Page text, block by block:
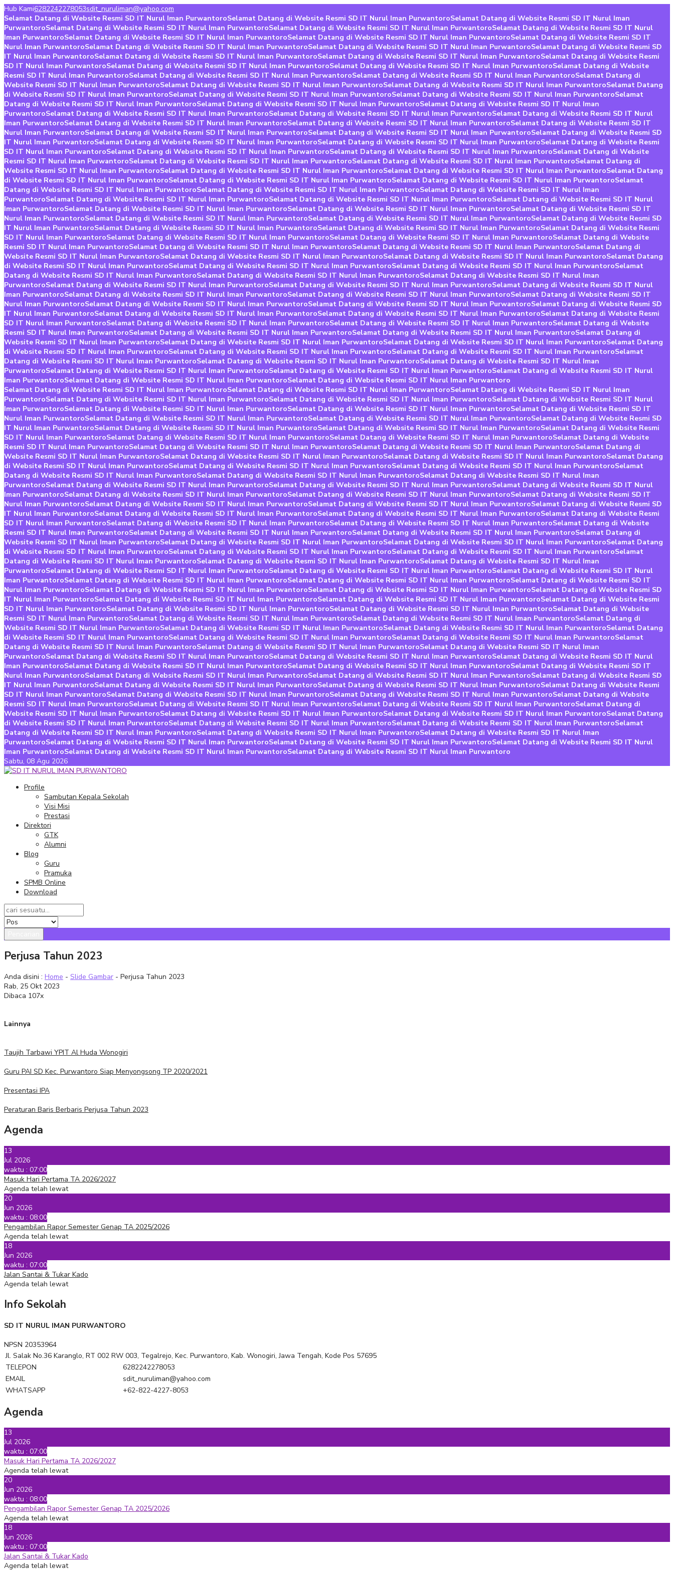
Hub Kami6282242278053sdit_nuruliman@yahoo.com
Selamat Datang di Website Resmi SD IT Nurul Iman PurwantoroSelamat Datang di Website Resmi SD IT Nurul Iman PurwantoroSelamat Datang di Website Resmi SD IT Nurul Iman
PurwantoroSelamat Datang di Website Resmi SD IT Nurul Iman PurwantoroSelamat Datang di Website Resmi SD IT Nurul Iman PurwantoroSelamat Datang di Website Resmi SD IT Nurul
Iman PurwantoroSelamat Datang di Website Resmi SD IT Nurul Iman PurwantoroSelamat Datang di Website Resmi SD IT Nurul Iman PurwantoroSelamat Datang di Website Resmi SD IT
Nurul Iman PurwantoroSelamat Datang di Website Resmi SD IT Nurul Iman PurwantoroSelamat Datang di Website Resmi SD IT Nurul Iman PurwantoroSelamat Datang di Website Resmi SD
IT Nurul Iman PurwantoroSelamat Datang di Website Resmi SD IT Nurul Iman PurwantoroSelamat Datang di Website Resmi SD IT Nurul Iman PurwantoroSelamat Datang di Website Resmi
SD IT Nurul Iman PurwantoroSelamat Datang di Website Resmi SD IT Nurul Iman PurwantoroSelamat Datang di Website Resmi SD IT Nurul Iman PurwantoroSelamat Datang di Website
Resmi SD IT Nurul Iman PurwantoroSelamat Datang di Website Resmi SD IT Nurul Iman PurwantoroSelamat Datang di Website Resmi SD IT Nurul Iman PurwantoroSelamat Datang di
Website Resmi SD IT Nurul Iman PurwantoroSelamat Datang di Website Resmi SD IT Nurul Iman PurwantoroSelamat Datang di Website Resmi SD IT Nurul Iman PurwantoroSelamat Datang
di Website Resmi SD IT Nurul Iman PurwantoroSelamat Datang di Website Resmi SD IT Nurul Iman PurwantoroSelamat Datang di Website Resmi SD IT Nurul Iman PurwantoroSelamat
Datang di Website Resmi SD IT Nurul Iman PurwantoroSelamat Datang di Website Resmi SD IT Nurul Iman PurwantoroSelamat Datang di Website Resmi SD IT Nurul Iman
PurwantoroSelamat Datang di Website Resmi SD IT Nurul Iman PurwantoroSelamat Datang di Website Resmi SD IT Nurul Iman PurwantoroSelamat Datang di Website Resmi SD IT Nurul
Iman PurwantoroSelamat Datang di Website Resmi SD IT Nurul Iman PurwantoroSelamat Datang di Website Resmi SD IT Nurul Iman PurwantoroSelamat Datang di Website Resmi SD IT
Nurul Iman PurwantoroSelamat Datang di Website Resmi SD IT Nurul Iman PurwantoroSelamat Datang di Website Resmi SD IT Nurul Iman PurwantoroSelamat Datang di Website Resmi SD
IT Nurul Iman PurwantoroSelamat Datang di Website Resmi SD IT Nurul Iman PurwantoroSelamat Datang di Website Resmi SD IT Nurul Iman PurwantoroSelamat Datang di Website Resmi
SD IT Nurul Iman PurwantoroSelamat Datang di Website Resmi SD IT Nurul Iman PurwantoroSelamat Datang di Website Resmi SD IT Nurul Iman PurwantoroSelamat Datang di Website
Resmi SD IT Nurul Iman PurwantoroSelamat Datang di Website Resmi SD IT Nurul Iman PurwantoroSelamat Datang di Website Resmi SD IT Nurul Iman PurwantoroSelamat Datang di
Website Resmi SD IT Nurul Iman PurwantoroSelamat Datang di Website Resmi SD IT Nurul Iman PurwantoroSelamat Datang di Website Resmi SD IT Nurul Iman PurwantoroSelamat Datang
di Website Resmi SD IT Nurul Iman PurwantoroSelamat Datang di Website Resmi SD IT Nurul Iman PurwantoroSelamat Datang di Website Resmi SD IT Nurul Iman PurwantoroSelamat
Datang di Website Resmi SD IT Nurul Iman PurwantoroSelamat Datang di Website Resmi SD IT Nurul Iman PurwantoroSelamat Datang di Website Resmi SD IT Nurul Iman
PurwantoroSelamat Datang di Website Resmi SD IT Nurul Iman PurwantoroSelamat Datang di Website Resmi SD IT Nurul Iman PurwantoroSelamat Datang di Website Resmi SD IT Nurul
Iman PurwantoroSelamat Datang di Website Resmi SD IT Nurul Iman PurwantoroSelamat Datang di Website Resmi SD IT Nurul Iman PurwantoroSelamat Datang di Website Resmi SD IT
Nurul Iman PurwantoroSelamat Datang di Website Resmi SD IT Nurul Iman PurwantoroSelamat Datang di Website Resmi SD IT Nurul Iman PurwantoroSelamat Datang di Website Resmi SD
IT Nurul Iman PurwantoroSelamat Datang di Website Resmi SD IT Nurul Iman PurwantoroSelamat Datang di Website Resmi SD IT Nurul Iman PurwantoroSelamat Datang di Website Resmi
SD IT Nurul Iman PurwantoroSelamat Datang di Website Resmi SD IT Nurul Iman PurwantoroSelamat Datang di Website Resmi SD IT Nurul Iman PurwantoroSelamat Datang di Website
Resmi SD IT Nurul Iman PurwantoroSelamat Datang di Website Resmi SD IT Nurul Iman PurwantoroSelamat Datang di Website Resmi SD IT Nurul Iman PurwantoroSelamat Datang di
Website Resmi SD IT Nurul Iman PurwantoroSelamat Datang di Website Resmi SD IT Nurul Iman PurwantoroSelamat Datang di Website Resmi SD IT Nurul Iman PurwantoroSelamat Datang
di Website Resmi SD IT Nurul Iman PurwantoroSelamat Datang di Website Resmi SD IT Nurul Iman PurwantoroSelamat Datang di Website Resmi SD IT Nurul Iman PurwantoroSelamat
Datang di Website Resmi SD IT Nurul Iman PurwantoroSelamat Datang di Website Resmi SD IT Nurul Iman PurwantoroSelamat Datang di Website Resmi SD IT Nurul Iman
PurwantoroSelamat Datang di Website Resmi SD IT Nurul Iman PurwantoroSelamat Datang di Website Resmi SD IT Nurul Iman PurwantoroSelamat Datang di Website Resmi SD IT Nurul
Iman PurwantoroSelamat Datang di Website Resmi SD IT Nurul Iman PurwantoroSelamat Datang di Website Resmi SD IT Nurul Iman PurwantoroSelamat Datang di Website Resmi SD IT
Nurul Iman PurwantoroSelamat Datang di Website Resmi SD IT Nurul Iman PurwantoroSelamat Datang di Website Resmi SD IT Nurul Iman PurwantoroSelamat Datang di Website Resmi SD
IT Nurul Iman PurwantoroSelamat Datang di Website Resmi SD IT Nurul Iman PurwantoroSelamat Datang di Website Resmi SD IT Nurul Iman PurwantoroSelamat Datang di Website Resmi
SD IT Nurul Iman PurwantoroSelamat Datang di Website Resmi SD IT Nurul Iman PurwantoroSelamat Datang di Website Resmi SD IT Nurul Iman PurwantoroSelamat Datang di Website
Resmi SD IT Nurul Iman PurwantoroSelamat Datang di Website Resmi SD IT Nurul Iman PurwantoroSelamat Datang di Website Resmi SD IT Nurul Iman PurwantoroSelamat Datang di
Website Resmi SD IT Nurul Iman PurwantoroSelamat Datang di Website Resmi SD IT Nurul Iman PurwantoroSelamat Datang di Website Resmi SD IT Nurul Iman PurwantoroSelamat Datang
di Website Resmi SD IT Nurul Iman PurwantoroSelamat Datang di Website Resmi SD IT Nurul Iman PurwantoroSelamat Datang di Website Resmi SD IT Nurul Iman PurwantoroSelamat
Datang di Website Resmi SD IT Nurul Iman PurwantoroSelamat Datang di Website Resmi SD IT Nurul Iman PurwantoroSelamat Datang di Website Resmi SD IT Nurul Iman
PurwantoroSelamat Datang di Website Resmi SD IT Nurul Iman PurwantoroSelamat Datang di Website Resmi SD IT Nurul Iman PurwantoroSelamat Datang di Website Resmi SD IT Nurul
Iman PurwantoroSelamat Datang di Website Resmi SD IT Nurul Iman PurwantoroSelamat Datang di Website Resmi SD IT Nurul Iman Purwantoro
Selamat Datang di Website Resmi SD IT Nurul Iman PurwantoroSelamat Datang di Website Resmi SD IT Nurul Iman PurwantoroSelamat Datang di Website Resmi SD IT Nurul Iman
PurwantoroSelamat Datang di Website Resmi SD IT Nurul Iman PurwantoroSelamat Datang di Website Resmi SD IT Nurul Iman PurwantoroSelamat Datang di Website Resmi SD IT Nurul
Iman PurwantoroSelamat Datang di Website Resmi SD IT Nurul Iman PurwantoroSelamat Datang di Website Resmi SD IT Nurul Iman PurwantoroSelamat Datang di Website Resmi SD IT
Nurul Iman PurwantoroSelamat Datang di Website Resmi SD IT Nurul Iman PurwantoroSelamat Datang di Website Resmi SD IT Nurul Iman PurwantoroSelamat Datang di Website Resmi SD
IT Nurul Iman PurwantoroSelamat Datang di Website Resmi SD IT Nurul Iman PurwantoroSelamat Datang di Website Resmi SD IT Nurul Iman PurwantoroSelamat Datang di Website Resmi
SD IT Nurul Iman PurwantoroSelamat Datang di Website Resmi SD IT Nurul Iman PurwantoroSelamat Datang di Website Resmi SD IT Nurul Iman PurwantoroSelamat Datang di Website
Resmi SD IT Nurul Iman PurwantoroSelamat Datang di Website Resmi SD IT Nurul Iman PurwantoroSelamat Datang di Website Resmi SD IT Nurul Iman PurwantoroSelamat Datang di
Website Resmi SD IT Nurul Iman PurwantoroSelamat Datang di Website Resmi SD IT Nurul Iman PurwantoroSelamat Datang di Website Resmi SD IT Nurul Iman PurwantoroSelamat Datang
di Website Resmi SD IT Nurul Iman PurwantoroSelamat Datang di Website Resmi SD IT Nurul Iman PurwantoroSelamat Datang di Website Resmi SD IT Nurul Iman PurwantoroSelamat
Datang di Website Resmi SD IT Nurul Iman PurwantoroSelamat Datang di Website Resmi SD IT Nurul Iman PurwantoroSelamat Datang di Website Resmi SD IT Nurul Iman
PurwantoroSelamat Datang di Website Resmi SD IT Nurul Iman PurwantoroSelamat Datang di Website Resmi SD IT Nurul Iman PurwantoroSelamat Datang di Website Resmi SD IT Nurul
Iman PurwantoroSelamat Datang di Website Resmi SD IT Nurul Iman PurwantoroSelamat Datang di Website Resmi SD IT Nurul Iman PurwantoroSelamat Datang di Website Resmi SD IT
Nurul Iman PurwantoroSelamat Datang di Website Resmi SD IT Nurul Iman PurwantoroSelamat Datang di Website Resmi SD IT Nurul Iman PurwantoroSelamat Datang di Website Resmi SD
IT Nurul Iman PurwantoroSelamat Datang di Website Resmi SD IT Nurul Iman PurwantoroSelamat Datang di Website Resmi SD IT Nurul Iman PurwantoroSelamat Datang di Website Resmi
SD IT Nurul Iman PurwantoroSelamat Datang di Website Resmi SD IT Nurul Iman PurwantoroSelamat Datang di Website Resmi SD IT Nurul Iman PurwantoroSelamat Datang di Website
Resmi SD IT Nurul Iman PurwantoroSelamat Datang di Website Resmi SD IT Nurul Iman PurwantoroSelamat Datang di Website Resmi SD IT Nurul Iman PurwantoroSelamat Datang di
Website Resmi SD IT Nurul Iman PurwantoroSelamat Datang di Website Resmi SD IT Nurul Iman PurwantoroSelamat Datang di Website Resmi SD IT Nurul Iman PurwantoroSelamat Datang
di Website Resmi SD IT Nurul Iman PurwantoroSelamat Datang di Website Resmi SD IT Nurul Iman PurwantoroSelamat Datang di Website Resmi SD IT Nurul Iman PurwantoroSelamat
Datang di Website Resmi SD IT Nurul Iman PurwantoroSelamat Datang di Website Resmi SD IT Nurul Iman PurwantoroSelamat Datang di Website Resmi SD IT Nurul Iman
PurwantoroSelamat Datang di Website Resmi SD IT Nurul Iman PurwantoroSelamat Datang di Website Resmi SD IT Nurul Iman PurwantoroSelamat Datang di Website Resmi SD IT Nurul
Iman PurwantoroSelamat Datang di Website Resmi SD IT Nurul Iman PurwantoroSelamat Datang di Website Resmi SD IT Nurul Iman PurwantoroSelamat Datang di Website Resmi SD IT
Nurul Iman PurwantoroSelamat Datang di Website Resmi SD IT Nurul Iman PurwantoroSelamat Datang di Website Resmi SD IT Nurul Iman PurwantoroSelamat Datang di Website Resmi SD
IT Nurul Iman PurwantoroSelamat Datang di Website Resmi SD IT Nurul Iman PurwantoroSelamat Datang di Website Resmi SD IT Nurul Iman PurwantoroSelamat Datang di Website Resmi
SD IT Nurul Iman PurwantoroSelamat Datang di Website Resmi SD IT Nurul Iman PurwantoroSelamat Datang di Website Resmi SD IT Nurul Iman PurwantoroSelamat Datang di Website
Resmi SD IT Nurul Iman PurwantoroSelamat Datang di Website Resmi SD IT Nurul Iman PurwantoroSelamat Datang di Website Resmi SD IT Nurul Iman PurwantoroSelamat Datang di
Website Resmi SD IT Nurul Iman PurwantoroSelamat Datang di Website Resmi SD IT Nurul Iman PurwantoroSelamat Datang di Website Resmi SD IT Nurul Iman PurwantoroSelamat Datang
di Website Resmi SD IT Nurul Iman PurwantoroSelamat Datang di Website Resmi SD IT Nurul Iman PurwantoroSelamat Datang di Website Resmi SD IT Nurul Iman PurwantoroSelamat
Datang di Website Resmi SD IT Nurul Iman PurwantoroSelamat Datang di Website Resmi SD IT Nurul Iman PurwantoroSelamat Datang di Website Resmi SD IT Nurul Iman
PurwantoroSelamat Datang di Website Resmi SD IT Nurul Iman PurwantoroSelamat Datang di Website Resmi SD IT Nurul Iman PurwantoroSelamat Datang di Website Resmi SD IT Nurul
Iman PurwantoroSelamat Datang di Website Resmi SD IT Nurul Iman PurwantoroSelamat Datang di Website Resmi SD IT Nurul Iman PurwantoroSelamat Datang di Website Resmi SD IT
Nurul Iman PurwantoroSelamat Datang di Website Resmi SD IT Nurul Iman PurwantoroSelamat Datang di Website Resmi SD IT Nurul Iman PurwantoroSelamat Datang di Website Resmi SD
IT Nurul Iman PurwantoroSelamat Datang di Website Resmi SD IT Nurul Iman PurwantoroSelamat Datang di Website Resmi SD IT Nurul Iman PurwantoroSelamat Datang di Website Resmi
SD IT Nurul Iman PurwantoroSelamat Datang di Website Resmi SD IT Nurul Iman PurwantoroSelamat Datang di Website Resmi SD IT Nurul Iman PurwantoroSelamat Datang di Website
Resmi SD IT Nurul Iman PurwantoroSelamat Datang di Website Resmi SD IT Nurul Iman PurwantoroSelamat Datang di Website Resmi SD IT Nurul Iman PurwantoroSelamat Datang di
Website Resmi SD IT Nurul Iman PurwantoroSelamat Datang di Website Resmi SD IT Nurul Iman PurwantoroSelamat Datang di Website Resmi SD IT Nurul Iman PurwantoroSelamat Datang
di Website Resmi SD IT Nurul Iman PurwantoroSelamat Datang di Website Resmi SD IT Nurul Iman PurwantoroSelamat Datang di Website Resmi SD IT Nurul Iman PurwantoroSelamat
Datang di Website Resmi SD IT Nurul Iman PurwantoroSelamat Datang di Website Resmi SD IT Nurul Iman PurwantoroSelamat Datang di Website Resmi SD IT Nurul Iman
PurwantoroSelamat Datang di Website Resmi SD IT Nurul Iman PurwantoroSelamat Datang di Website Resmi SD IT Nurul Iman PurwantoroSelamat Datang di Website Resmi SD IT Nurul
Iman PurwantoroSelamat Datang di Website Resmi SD IT Nurul Iman PurwantoroSelamat Datang di Website Resmi SD IT Nurul Iman Purwantoro
Sabtu, 08 Agu 2026
Profile
Sambutan Kepala Sekolah
Visi Misi
Prestasi
Direktori
GTK
Alumni
Blog
Guru
Pramuka
SPMB Online
Download
Perjusa Tahun 2023
Anda disini : Home - Slide Gambar - Perjusa Tahun 2023
Rab, 25 Okt 2023
Dibaca 107x
Lainnya
Taujih Tarbawi YPIT Al Huda Wonogiri
Guru PAI SD Kec. Purwantoro Siap Menyongsong TP 2020/2021
Presentasi IPA
Peraturan Baris Berbaris Perjusa Tahun 2023
Agenda
13
Jul 2026
waktu : 07:00
Masuk Hari Pertama TA 2026/2027
Agenda telah lewat
20
Jun 2026
waktu : 08:00
Pengambilan Rapor Semester Genap TA 2025/2026
Agenda telah lewat
18
Jun 2026
waktu : 07:00
Jalan Santai & Tukar Kado
Agenda telah lewat
Info Sekolah
SD IT NURUL IMAN PURWANTORO
NPSN 20353964
Jl. Salak No.36 Karanglo, RT 002 RW 003, Tegalrejo, Kec. Purwantoro, Kab. Wonogiri, Jawa Tengah, Kode Pos 57695
TELEPON
6282242278053
EMAIL
sdit_nuruliman@yahoo.com
WHATSAPP
+62-822-4227-8053
Agenda
13
Jul 2026
waktu : 07:00
Masuk Hari Pertama TA 2026/2027
Agenda telah lewat
20
Jun 2026
waktu : 08:00
Pengambilan Rapor Semester Genap TA 2025/2026
Agenda telah lewat
18
Jun 2026
waktu : 07:00
Jalan Santai & Tukar Kado
Agenda telah lewat